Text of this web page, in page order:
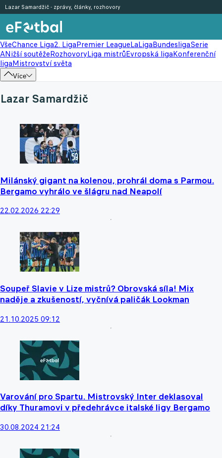
VšeChance Liga2. LigaPremier LeagueLaLigaBundesligaSerie
ANižší soutěžeRozhovoryLiga mistrůEvropská ligaKonferenční
ligaMistrovství světa
Více
Lazar Samardžič - zprávy, články, rozhovory
Lazar Samardžič
Milánský gigant na kolenou, prohrál doma s Parmou.
Bergamo vyhrálo ve šlágru nad Neapolí
22.02.2026 22:29
Soupeř Slavie v Lize mistrů? Obrovská síla! Mix
naděje a zkušeností, vyčnívá paličák Lookman
21.10.2025 09:12
Varování pro Spartu. Mistrovský Inter deklasoval
díky Thuramovi v předehrávce italské ligy Bergamo
30.08.2024 21:24